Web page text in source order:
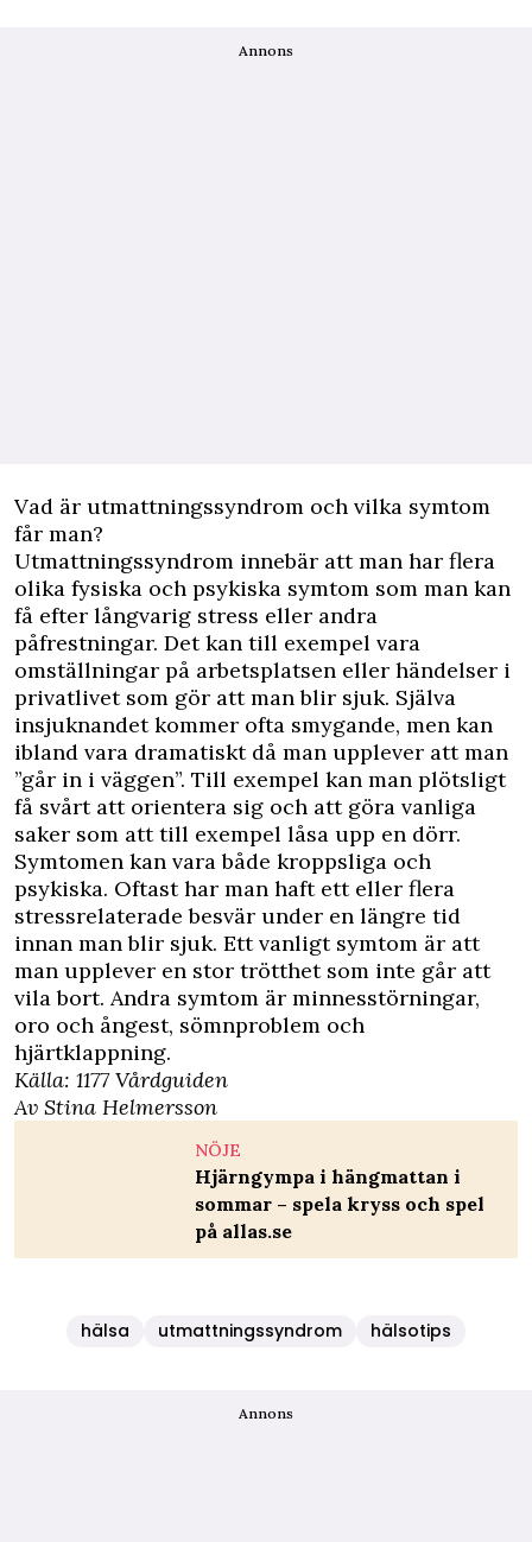
Annons
Vad är utmattningssyndrom och vilka symtom
får man?
Utmattningssyndrom innebär att man har flera
olika fysiska och psykiska symtom som man kan
få efter långvarig stress eller andra
påfrestningar. Det kan till exempel vara
omställningar på arbetsplatsen eller händelser i
privatlivet som gör att man blir sjuk. Själva
insjuknandet kommer ofta smygande, men kan
ibland vara dramatiskt då man upplever att man
”går in i väggen”. Till exempel kan man plötsligt
få svårt att orientera sig och att göra vanliga
saker som att till exempel låsa upp en dörr.
Symtomen kan vara både kroppsliga och
psykiska. Oftast har man haft ett eller flera
stressrelaterade besvär under en längre tid
innan man blir sjuk. Ett vanligt symtom är att
man upplever en stor trötthet som inte går att
vila bort. Andra symtom är minnesstörningar,
oro och ångest, sömnproblem och
hjärtklappning.
Källa: 1177 Vårdguiden
Av Stina Helmersson
NÖJE
Hjärngympa i hängmattan i
sommar – spela kryss och spel
på allas.se
hälsa utmattningssyndrom hälsotips
Annons